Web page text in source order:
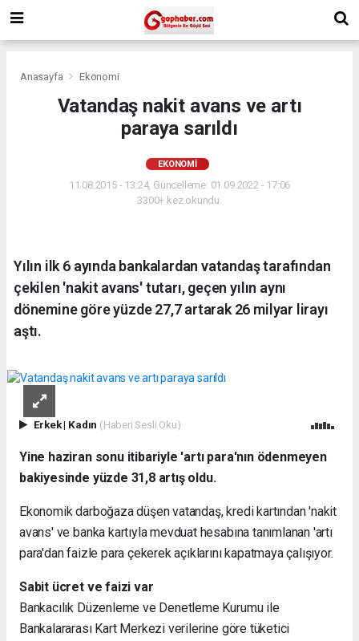
Anasayfa Ekonomi
Vatandaş nakit avans ve artı
paraya sarıldı
EKONOMI
11.08.2015 - 13:24, Güncelleme: 01.09.2022 - 17:06
3300+ kez okundu.
Yılın ilk 6 ayında bankalardan vatandaş tarafından
çekilen 'nakit avans' tutarı, geçen yılın aynı
dönemine göre yüzde 27,7 artarak 26 milyar lirayı
aştı.
Erkek| Kadın (Haberi Sesli Oku)
Yine haziran sonu itibariyle 'artı para'nın ödenmeyen
bakiyesinde yüzde 31,8 artış oldu.
Ekonomik darboğaza düşen vatandaş, kredi kartından 'nakit
avans' ve banka kartıyla mevduat hesabına tanımlanan 'artı
para'dan faizle para çekerek açıklarını kapatmaya çalışıyor.
Sabit ücret ve faizi var
Bankacılık Düzenleme ve Denetleme Kurumu ile
Bankalararası Kart Merkezi verilerine göre tüketici